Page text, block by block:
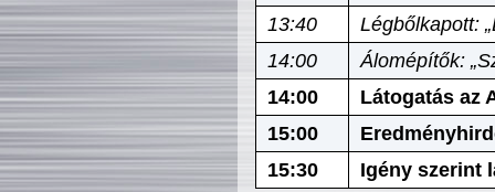
13:40
Légbőlkapott:
14:00
Álomépítők:
14:00
Látogatás az
15:00
15:30
Igény szerint